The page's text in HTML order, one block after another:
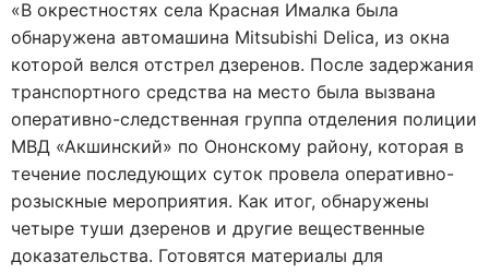
«В окрестностях села Красная Ималка была
обнаружена автомашина Mitsubishi Delica, из окна
которой велся отстрел дзеренов. После задержания
транспортного средства на место была вызвана
оперативно-следственная группа отделения полиции
МВД «Акшинский» по Ононскому району, которая в
течение последующих суток провела оперативно-
розыскные мероприятия. Как итог, обнаружены
четыре туши дзеренов и другие вещественные
доказательства. Готовятся материалы для